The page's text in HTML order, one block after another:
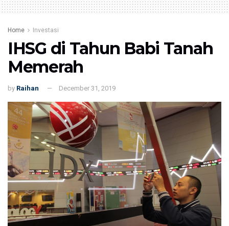
Home Investasi
IHSG di Tahun Babi Tanah
Memerah
by Raihan December 31, 2019